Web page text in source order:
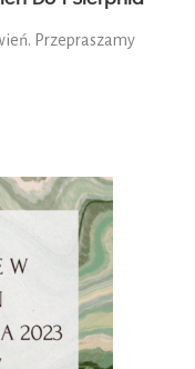
Przepraszamy